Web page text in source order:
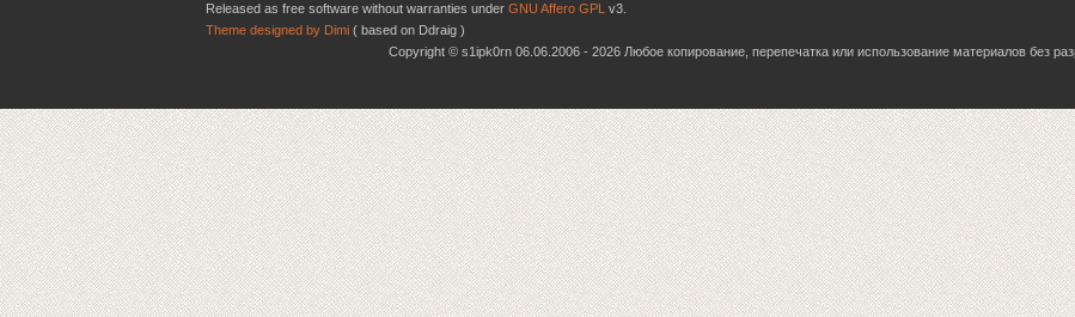
Released as free software without warranties under GNU Affero GPL v3.
Theme designed by Dimi ( based on Ddraig )
Copyright © s1ipk0rn 06.06.2006 - 2026 Любое копирование, перепечатка или использование материалов без